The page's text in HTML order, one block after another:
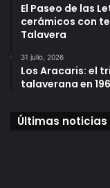
El Paseo de las
cerámicos con
Talavera
31 julio, 2026
Los Aracaris: el
talaverana en
Últimas noticias